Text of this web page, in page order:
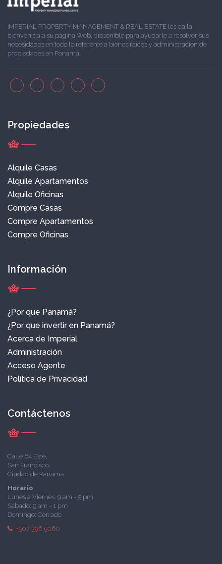
IMPERIAL PROPERTY MANAGEMENT & REAL ESTATE les da la
bienvenida a su página Web, disponible para ayudarle a resolver sus
necesidades en todo lo referente a bienes raíces y administración de
propiedades en Panamá.
Propiedades
Alquile Casas
Alquile Apartamentos
Alquile Oficinas
Compre Casas
Compre Apartamentos
Compre Oficinas
Información
¿Por que Panamá?
¿Por que invertir en Panamá?
Acerca de Imperial
Administración
Acceso Agente
Política de Privacidad
Contáctenos
Calle 64 Este,
San Francisco,
Ciudad de Panamá
Horario
Lunes a Viernes: 9 am - 5 pm
Sábado: 9 am - 1 pm
Domingo: Cerrado
+507 396 5060